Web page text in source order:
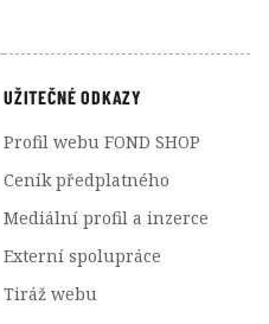
UŽITEČNÉ ODKAZY
Profil webu FOND SHOP
Ceník předplatného
Mediální profil a inzerce
Externí spolupráce
Tiráž webu